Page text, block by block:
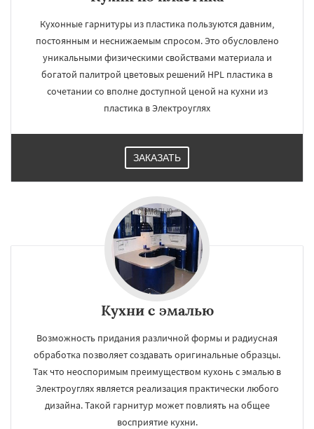
Работаем по
Яхрома Андреево Белоомут Бобров
Большие Вяземы
Быково
Вербилки Восход Деденево Жилево
Загорянский Запрудная Заречье
Измайлово Икша
Кухонные гарнитуры из пластика пользуются давним,
постоянным и неснижаемым спросом. Это обусловлено
уникальными физическими свойствами материала и
богатой палитрой цветовых решений HPL пластика в
сочетании со вполне доступной ценой на кухни из
пластика в Электроуглях
ЗАКАЗАТЬ
Кухни с эмалью
Возможность придания различной формы и радиусная
обработка позволяет создавать оригинальные образцы.
Так что неоспоримым преимуществом кухонь с эмалью в
Электроуглях является реализация практически любого
дизайна. Такой гарнитур может повлиять на общее
восприятие кухни.
УЗНАТЬ ПОДРОБНЕЕ